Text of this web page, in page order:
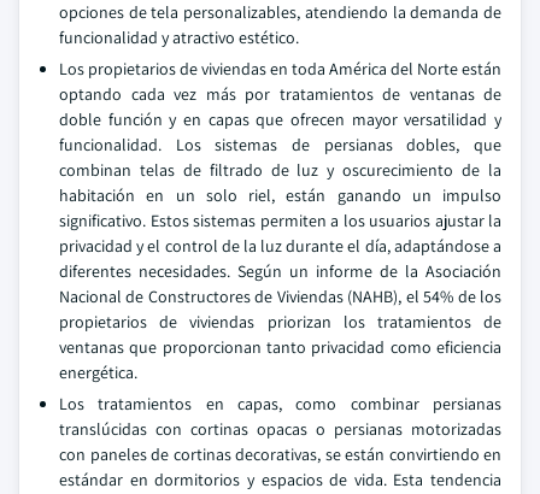
opciones de tela personalizables, atendiendo la demanda de
funcionalidad y atractivo estético.
Los propietarios de viviendas en toda América del Norte están
optando cada vez más por tratamientos de ventanas de
doble función y en capas que ofrecen mayor versatilidad y
funcionalidad. Los sistemas de persianas dobles, que
combinan telas de filtrado de luz y oscurecimiento de la
habitación en un solo riel, están ganando un impulso
significativo. Estos sistemas permiten a los usuarios ajustar la
privacidad y el control de la luz durante el día, adaptándose a
diferentes necesidades. Según un informe de la Asociación
Nacional de Constructores de Viviendas (NAHB), el 54% de los
propietarios de viviendas priorizan los tratamientos de
ventanas que proporcionan tanto privacidad como eficiencia
energética.
Los tratamientos en capas, como combinar persianas
translúcidas con cortinas opacas o persianas motorizadas
con paneles de cortinas decorativas, se están convirtiendo en
estándar en dormitorios y espacios de vida. Esta tendencia